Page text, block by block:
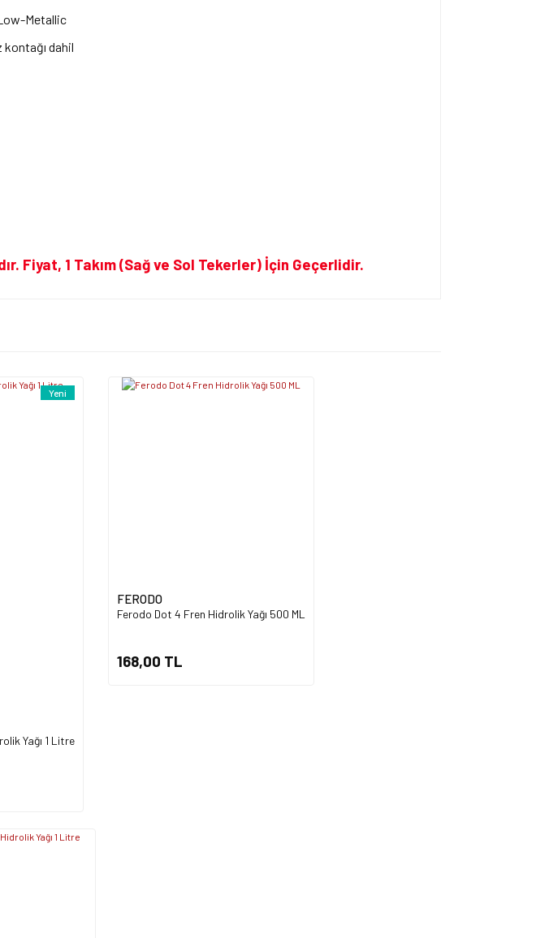
Metallic
kontağı dahil
Fiyat, 1 Takım (Sağ ve Sol Tekerler) İçin Geçerlidir.
Yorum Yaz
Yeni
Yağı 1 Litre
FERODO
Ferodo Dot 4 Fren Hidrolik Yağı 500 ML
168,00 TL